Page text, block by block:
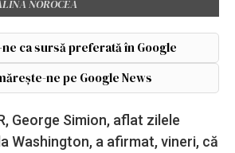
NOROCEA
ca sursă preferată în Google
ne pe Google News
George Simion, aflat zilele
Washington, a afirmat, vineri, că